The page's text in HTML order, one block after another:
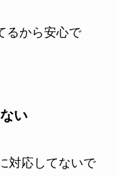
るから安心で
い
対応してないで